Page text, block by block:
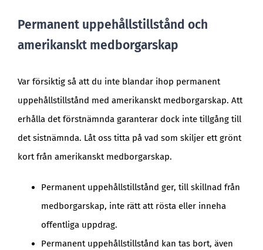
Permanent uppehållstillstånd och
amerikanskt medborgarskap
Var försiktig så att du inte blandar ihop permanent
uppehållstillstånd med amerikanskt medborgarskap. Att
erhålla det förstnämnda garanterar dock inte tillgång till
det sistnämnda. Låt oss titta på vad som skiljer ett grönt
kort från amerikanskt medborgarskap.
Permanent uppehållstillstånd ger, till skillnad från
medborgarskap, inte rätt att rösta eller inneha
offentliga uppdrag.
Permanent uppehållstillstånd kan tas bort, även